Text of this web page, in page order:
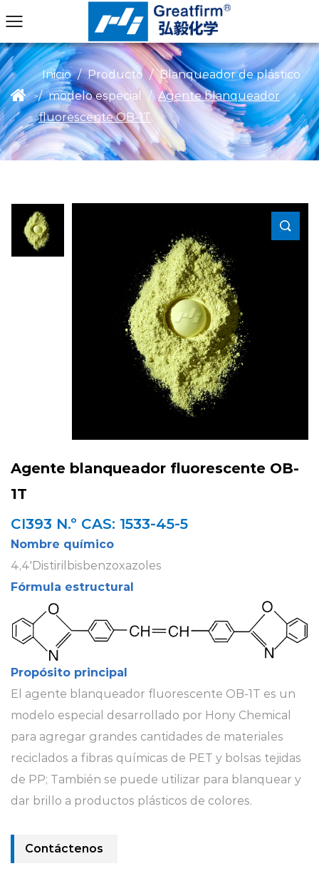
>
Inicio / Producto / Blanqueador de plástico
/ modelo especial / Agente blanqueador
fluorescente OB-1T
Agente blanqueador fluorescente OB-
1T
CI393 N.º CAS: 1533-45-5
Nombre químico
4,4'Distirilbisbenzoxazoles
Fórmula estructural
Propósito principal
El agente blanqueador fluorescente OB-1T es un
modelo especial desarrollado por Hony Chemical
para agregar grandes cantidades de materiales
reciclados a fibras químicas de PET y bolsas tejidas
de PP; También se puede utilizar para blanquear y
dar brillo a productos plásticos de colores.
Contáctenos